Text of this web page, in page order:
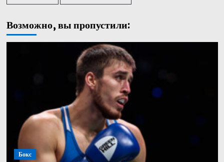
Возможно, вы пропустили:
Бокс